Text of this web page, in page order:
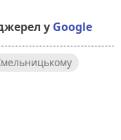
у Google